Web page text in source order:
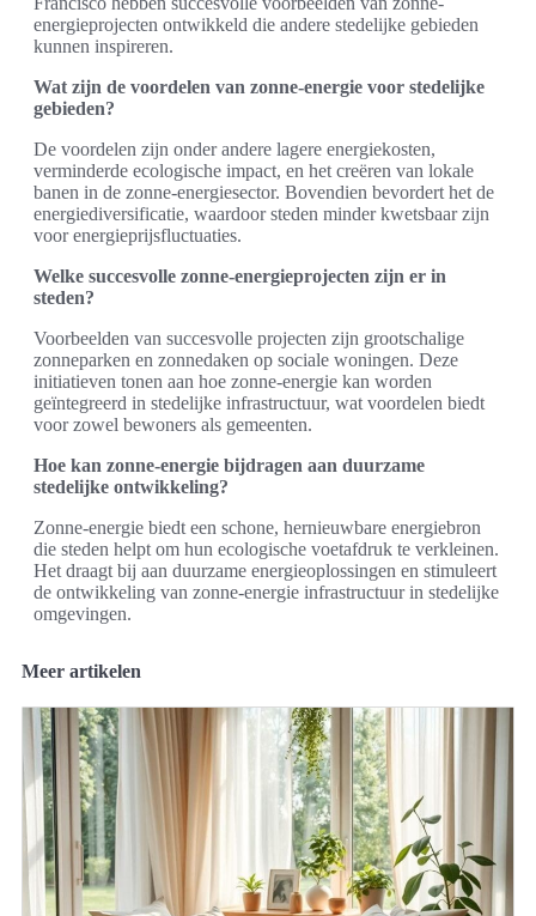
energieprojecten ontwikkeld die andere stedelijke gebieden
kunnen inspireren.
Wat zijn de voordelen van zonne-energie voor stedelijke
gebieden?
De voordelen zijn onder andere lagere energiekosten,
verminderde ecologische impact, en het creëren van lokale
banen in de zonne-energiesector. Bovendien bevordert het de
energiediversificatie, waardoor steden minder kwetsbaar zijn
voor energieprijsfluctuaties.
Welke succesvolle zonne-energieprojecten zijn er in
steden?
Voorbeelden van succesvolle projecten zijn grootschalige
zonneparken en zonnedaken op sociale woningen. Deze
initiatieven tonen aan hoe zonne-energie kan worden
geïntegreerd in stedelijke infrastructuur, wat voordelen biedt
voor zowel bewoners als gemeenten.
Hoe kan zonne-energie bijdragen aan duurzame
stedelijke ontwikkeling?
Zonne-energie biedt een schone, hernieuwbare energiebron
die steden helpt om hun ecologische voetafdruk te verkleinen.
Het draagt bij aan duurzame energieoplossingen en stimuleert
de ontwikkeling van zonne-energie infrastructuur in stedelijke
omgevingen.
Meer artikelen